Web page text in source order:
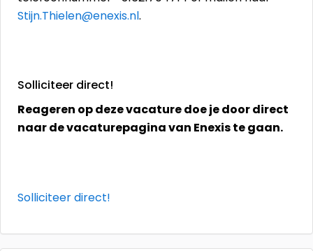
Stijn.Thielen@enexis.nl.
Solliciteer direct!
Reageren op deze vacature doe je door direct
naar de vacaturepagina van Enexis te gaan.
Solliciteer direct!